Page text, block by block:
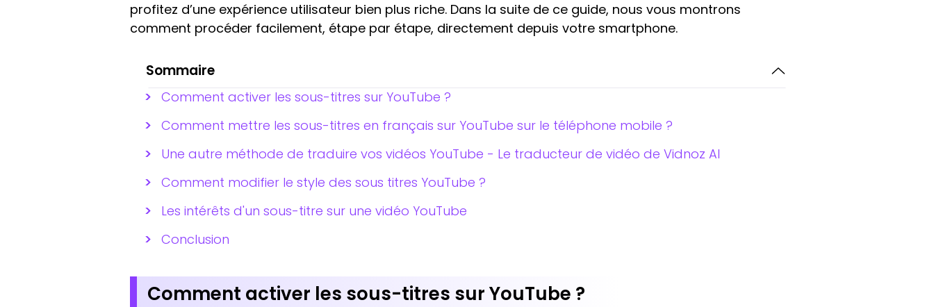
profitez d’une expérience utilisateur bien plus riche. Dans la suite de ce guide, nous vous montrons
comment procéder facilement, étape par étape, directement depuis votre smartphone.
Sommaire
Comment activer les sous-titres sur YouTube ?
Comment mettre les sous-titres en français sur YouTube sur le téléphone mobile ?
Une autre méthode de traduire vos vidéos YouTube - Le traducteur de vidéo de Vidnoz AI
Comment modifier le style des sous titres YouTube ?
Les intérêts d'un sous-titre sur une vidéo YouTube
Conclusion
Comment activer les sous-titres sur YouTube ?